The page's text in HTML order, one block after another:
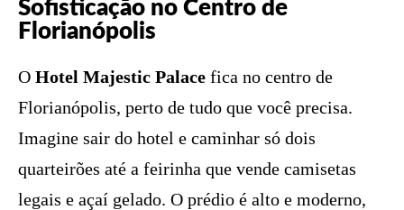
Sofisticação no Centro de
Florianópolis
O Hotel Majestic Palace fica no centro de
Florianópolis, perto de tudo que você precisa.
Imagine sair do hotel e caminhar só dois
quarteirões até a feirinha que vende camisetas
legais e açaí gelado. O prédio é alto e moderno,